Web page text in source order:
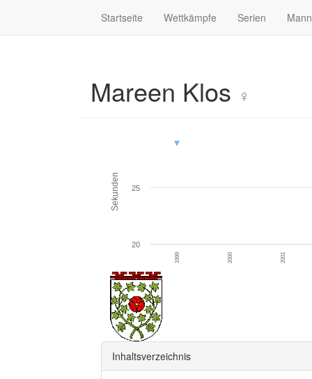
Startseite Wettkämpfe Serien
Mareen Klos ♀
Sekunden
1999 2000 2001
20
25
Inhaltsverzeichnis